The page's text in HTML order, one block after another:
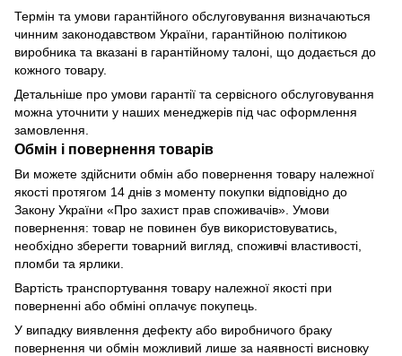
Термін та умови гарантійного обслуговування визначаються
чинним законодавством України, гарантійною політикою
виробника та вказані в гарантійному талоні, що додається до
кожного товару.
Детальніше про умови гарантії та сервісного обслуговування
можна уточнити у наших менеджерів під час оформлення
замовлення.
Обмін і повернення товарів
Ви можете здійснити обмін або повернення товару належної
якості протягом 14 днів з моменту покупки відповідно до
Закону України «Про захист прав споживачів». Умови
повернення: товар не повинен був використовуватись,
необхідно зберегти товарний вигляд, споживчі властивості,
пломби та ярлики.
Вартість транспортування товару належної якості при
поверненні або обміні оплачує покупець.
У випадку виявлення дефекту або виробничого браку
повернення чи обмін можливий лише за наявності висновку